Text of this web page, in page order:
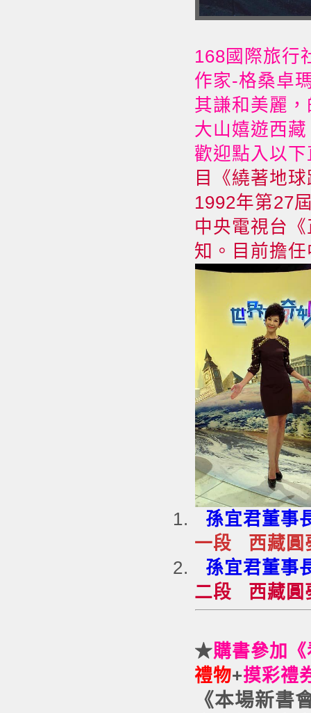
168國際旅行
作家-格桑卓
其謙和美麗
大山嬉遊西
歡迎點入以
目《繞著地
1992年第27
中央電視台
知。目前擔
孫宜君董事
一段
西藏
孫宜君董事
二段
西藏圓
★購書參加
禮物+摸彩禮
《本場新書